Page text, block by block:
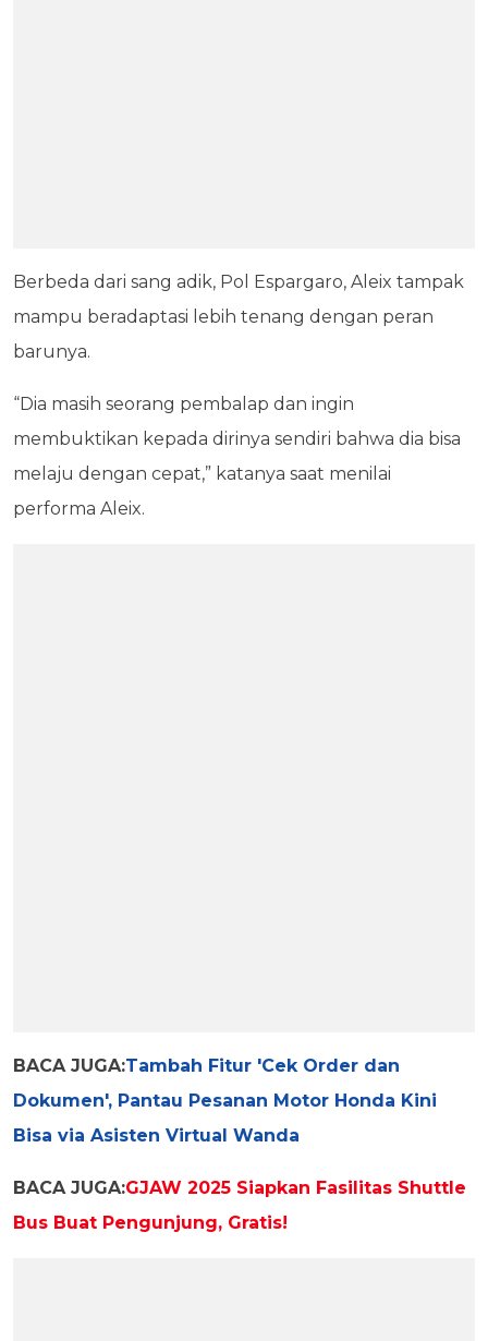
Berbeda dari sang adik, Pol Espargaro, Aleix tampak
mampu beradaptasi lebih tenang dengan peran
barunya.
“Dia masih seorang pembalap dan ingin
membuktikan kepada dirinya sendiri bahwa dia bisa
melaju dengan cepat,” katanya saat menilai
performa Aleix.
BACA JUGA:Tambah Fitur 'Cek Order dan
Dokumen', Pantau Pesanan Motor Honda Kini
Bisa via Asisten Virtual Wanda
BACA JUGA:GJAW 2025 Siapkan Fasilitas Shuttle
Bus Buat Pengunjung, Gratis!